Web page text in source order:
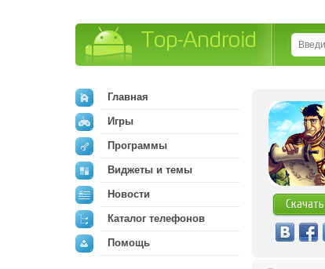
Скачать
Главная
Игры
Программы
Виджеты и темы
Новости
Каталог телефонов
Помощь